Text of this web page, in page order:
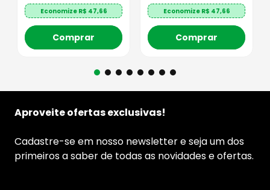
Economize R$ 47,66
Comprar
Economize R$ 47,66
Comprar
Aproveite ofertas exclusivas!
Cadastre-se em nosso newsletter e seja um dos
primeiros a saber de todas as novidades e ofertas.